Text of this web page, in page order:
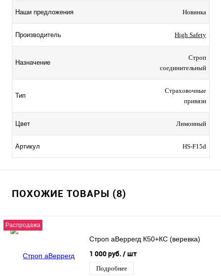
Наши предложения Новинка
Производитель High Safety
Назначение
Строп
соединительный
Тип
Страховочные
привязи
Цвет Лимонный
Артикул HS-F15d
ПОХОЖИЕ ТОВАРЫ (8)
Распродажа
Строп аВеррегд К50+КС (веревка)
1 000 руб. / шт
Подробнее